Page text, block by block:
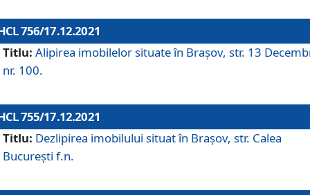
756/17.12.2021
Titlu: Alipirea imobilelor situate în Brașov, str. 13
nr. 100.
755/17.12.2021
Titlu: Dezlipirea imobilului situat în Brașov, str. Calea
București f.n.